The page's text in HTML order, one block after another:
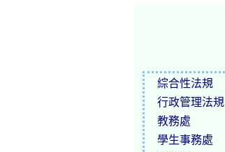
綜合性法規
行政管理法規
教務處
學生事務處